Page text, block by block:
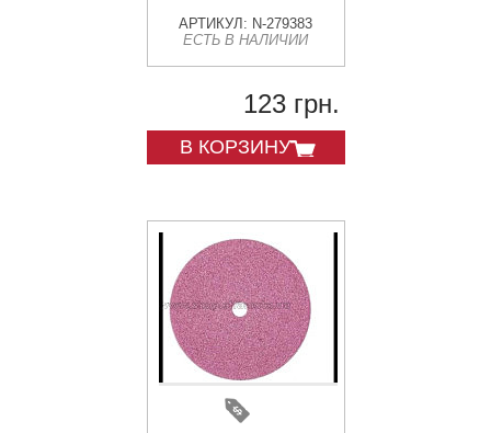
АРТИКУЛ: N-279383
ЕСТЬ В НАЛИЧИИ
123 грн.
В КОРЗИНУ